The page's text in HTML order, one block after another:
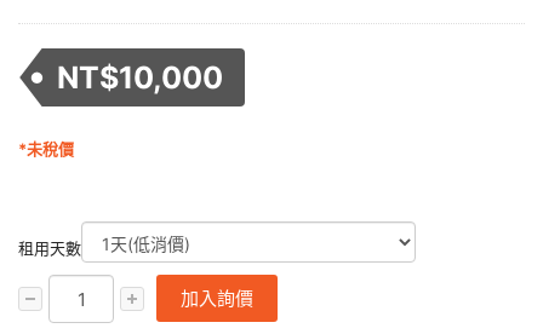
NT$10,000
*未稅價
租用天數
加入詢價